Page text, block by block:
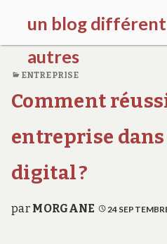
un blog différent
autres
d
c
h
l
d
e
ENTREPRISE
Comment
entreprise
digital ?
par MORGANE 24